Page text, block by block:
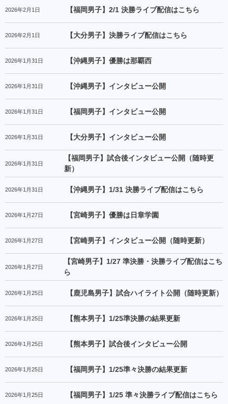
2026年2月1日 【福岡男子】2/1 決勝ライブ配信はこちら
2026年2月1日 【大分男子】決勝ライブ配信はこちら
2026年1月31日 【沖縄男子】優勝は那覇西
2026年1月31日 【沖縄男子】インタビュー公開
2026年1月31日 【福岡男子】インタビュー公開
2026年1月31日 【大分男子】インタビュー公開
2026年1月31日
【福岡男子】試合後インタビュー公開（随時更
新）
2026年1月31日 【沖縄男子】1/31 決勝ライブ配信はこちら
2026年1月27日 【宮崎男子】優勝は日章学園
2026年1月27日 【宮崎男子】インタビュー公開（随時更新）
2026年1月27日
【宮崎男子】1/27 準決勝・決勝ライブ配信はこち
ら
2026年1月25日 【鹿児島男子】試合ハイライト公開（随時更新）
2026年1月25日 【熊本男子】1/25準決勝の結果更新
2026年1月25日 【熊本男子】試合後インタビュー公開
2026年1月25日 【福岡男子】1/25準々決勝の結果更新
2026年1月25日 【福岡男子】1/25 準々決勝ライブ配信はこちら